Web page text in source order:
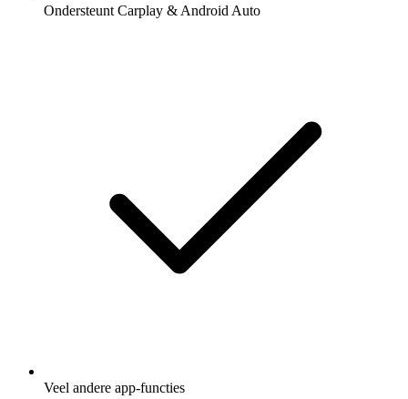
Ondersteunt Carplay & Android Auto
Veel andere app-functies